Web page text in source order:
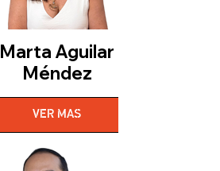
Marta Aguilar
Méndez
VER MAS